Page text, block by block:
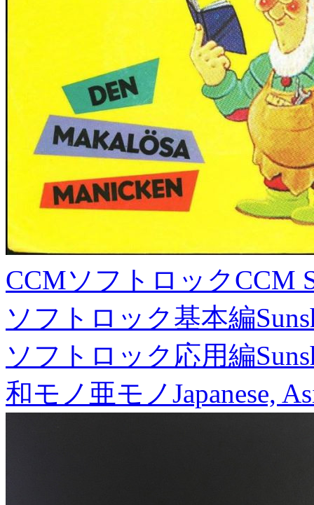
CCMソフトロックCCM
ソフトロック基本編
ソフトロック応用編
和モノ亜モノJapanese,